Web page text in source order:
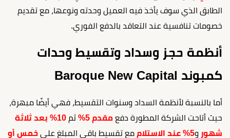
الطابق الذي سوف يأخذ فيه العميل وحدته ونوعها، مع تقديم
خصومات تنافسية عند التعاقد بالدفع الفوري.
أنظمة حجز وسداد وتقسيط وحدات
كمبوند Baroque New Capital
أما بالنسبة لأنظمة السداد وسنوات التقسيط، فهي أيضًا مبهرة،
حيث أتاحت الشركة المطورة دفع مقدم 5% ثم 10% بعد ثلاثة
شهور و5% عند الاستلام مع تقسيط باقي المبلغ على خمس أو